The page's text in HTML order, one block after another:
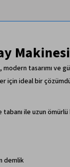
modern tasarımı ve
için ideal bir
ile uzun
demlik